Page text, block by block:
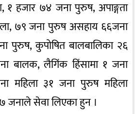
१ हजार ७४ जना पुरुष, अपाङ्गता
७९ जना पुरुष असहाय ६६जना
पुरुष, कुपोषित बालबालिका २६
बालक, लैगिंक हिंसामा १ जना
महिला ३१ जना पुरुष महिला
जनाले सेवा लिएका हुन ।